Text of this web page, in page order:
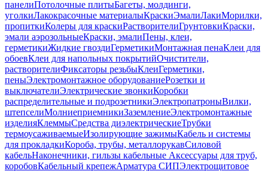
панелиПотолочные плитыБагеты, молдинги,
уголкиЛакокрасочные материалыКраскиЭмалиЛакиМорилки,
пропиткиКолеры для краскиРастворителиГрунтовкиКраски,
эмали аэрозольныеКраски, эмалиПены, клеи,
герметикиЖидкие гвоздиГерметикиМонтажная пенаКлеи для
обоевКлеи для напольных покрытийОчистители,
растворителиФиксаторы резьбыКлеиГерметики,
пеныЭлектромонтажное оборудованиеРозетки и
выключателиЭлектрические звонкиКоробки
распределительные и подрозетникиЭлектропатроныВилки,
штепселиМолниеприемникиЗаземлениеЭлектромонтажные
изделияКлеммыСредства диэлектрическиеТрубки
термоусаживаемыеИзолирующие зажимыКабель и системы
для прокладкиКороба, трубы, металлорукавСиловой
кабельНаконечники, гильзы кабельные Аксессуары для труб,
коробовКабельный крепежАрматура СИПЭлектрощитовое